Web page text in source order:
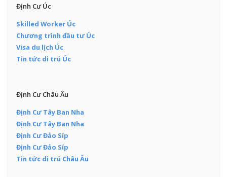
Định Cư Úc
Skilled Worker Úc
Chương trình đầu tư Úc
Visa du lịch Úc
Tin tức di trú Úc
Định Cư Châu Âu
Định Cư Tây Ban Nha
Định Cư Tây Ban Nha
Định Cư Đảo Síp
Định Cư Đảo Síp
Tin tức di trú Châu Âu